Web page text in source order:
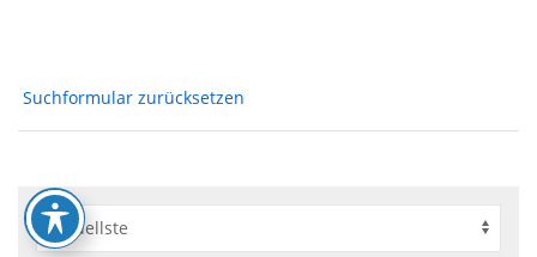
Suchformular zurücksetzen